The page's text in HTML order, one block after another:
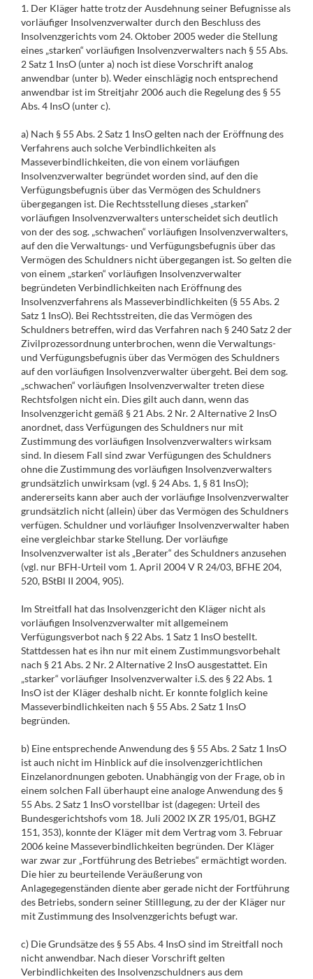
1. Der Kläger hatte trotz der Ausdehnung seiner Befugnisse als
vorläufiger Insolvenzverwalter durch den Beschluss des
Insolvenzgerichts vom 24. Oktober 2005 weder die Stellung
eines „starken“ vorläufigen Insolvenzverwalters nach § 55 Abs.
2 Satz 1 InsO (unter a) noch ist diese Vorschrift analog
anwendbar (unter b). Weder einschlägig noch entsprechend
anwendbar ist im Streitjahr 2006 auch die Regelung des § 55
Abs. 4 InsO (unter c).
a) Nach § 55 Abs. 2 Satz 1 InsO gelten nach der Eröffnung des
Verfahrens auch solche Verbindlichkeiten als
Masseverbindlichkeiten, die von einem vorläufigen
Insolvenzverwalter begründet worden sind, auf den die
Verfügungsbefugnis über das Vermögen des Schuldners
übergegangen ist. Die Rechtsstellung dieses „starken“
vorläufigen Insolvenzverwalters unterscheidet sich deutlich
von der des sog. „schwachen“ vorläufigen Insolvenzverwalters,
auf den die Verwaltungs- und Verfügungsbefugnis über das
Vermögen des Schuldners nicht übergegangen ist. So gelten die
von einem „starken“ vorläufigen Insolvenzverwalter
begründeten Verbindlichkeiten nach Eröffnung des
Insolvenzverfahrens als Masseverbindlichkeiten (§ 55 Abs. 2
Satz 1 InsO). Bei Rechtsstreiten, die das Vermögen des
Schuldners betreffen, wird das Verfahren nach § 240 Satz 2 der
Zivilprozessordnung unterbrochen, wenn die Verwaltungs-
und Verfügungsbefugnis über das Vermögen des Schuldners
auf den vorläufigen Insolvenzverwalter übergeht. Bei dem sog.
„schwachen“ vorläufigen Insolvenzverwalter treten diese
Rechtsfolgen nicht ein. Dies gilt auch dann, wenn das
Insolvenzgericht gemäß § 21 Abs. 2 Nr. 2 Alternative 2 InsO
anordnet, dass Verfügungen des Schuldners nur mit
Zustimmung des vorläufigen Insolvenzverwalters wirksam
sind. In diesem Fall sind zwar Verfügungen des Schuldners
ohne die Zustimmung des vorläufigen Insolvenzverwalters
grundsätzlich unwirksam (vgl. § 24 Abs. 1, § 81 InsO);
andererseits kann aber auch der vorläufige Insolvenzverwalter
grundsätzlich nicht (allein) über das Vermögen des Schuldners
verfügen. Schuldner und vorläufiger Insolvenzverwalter haben
eine vergleichbar starke Stellung. Der vorläufige
Insolvenzverwalter ist als „Berater“ des Schuldners anzusehen
(vgl. nur BFH-Urteil vom 1. April 2004 V R 24/03, BFHE 204,
520, BStBl II 2004, 905).
Im Streitfall hat das Insolvenzgericht den Kläger nicht als
vorläufigen Insolvenzverwalter mit allgemeinem
Verfügungsverbot nach § 22 Abs. 1 Satz 1 InsO bestellt.
Stattdessen hat es ihn nur mit einem Zustimmungsvorbehalt
nach § 21 Abs. 2 Nr. 2 Alternative 2 InsO ausgestattet. Ein
„starker“ vorläufiger Insolvenzverwalter i.S. des § 22 Abs. 1
InsO ist der Kläger deshalb nicht. Er konnte folglich keine
Masseverbindlichkeiten nach § 55 Abs. 2 Satz 1 InsO
begründen.
b) Eine entsprechende Anwendung des § 55 Abs. 2 Satz 1 InsO
ist auch nicht im Hinblick auf die insolvenzgerichtlichen
Einzelanordnungen geboten. Unabhängig von der Frage, ob in
einem solchen Fall überhaupt eine analoge Anwendung des §
55 Abs. 2 Satz 1 InsO vorstellbar ist (dagegen: Urteil des
Bundesgerichtshofs vom 18. Juli 2002 IX ZR 195/01, BGHZ
151, 353), konnte der Kläger mit dem Vertrag vom 3. Februar
2006 keine Masseverbindlichkeiten begründen. Der Kläger
war zwar zur „Fortführung des Betriebes“ ermächtigt worden.
Die hier zu beurteilende Veräußerung von
Anlagegegenständen diente aber gerade nicht der Fortführung
des Betriebs, sondern seiner Stilllegung, zu der der Kläger nur
mit Zustimmung des Insolvenzgerichts befugt war.
c) Die Grundsätze des § 55 Abs. 4 InsO sind im Streitfall noch
nicht anwendbar. Nach dieser Vorschrift gelten
Verbindlichkeiten des Insolvenzschuldners aus dem